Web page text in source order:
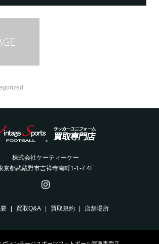
株式会社ケーティーケー
京都武蔵野市吉祥寺南町1-1-7 4F
買取Q&A 買取規約 店舗場所